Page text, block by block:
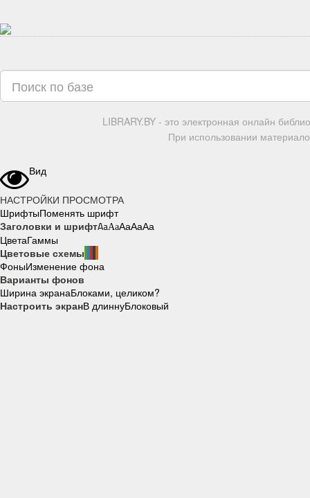
LIBRARY.BY - это электронная онлайн
При использовании
Вид
НАСТРОЙКИ ПРОСМОТРА
ШрифтыПоменять шрифт
Заголовки и шрифтAaAaAaAaAa
ЦветаГаммы
Цветовые схемы
ФоныИзменение фона
Варианты фонов
Ширина экранаБлоками, целиком?
Настроить экранВ длиннуБлоковый